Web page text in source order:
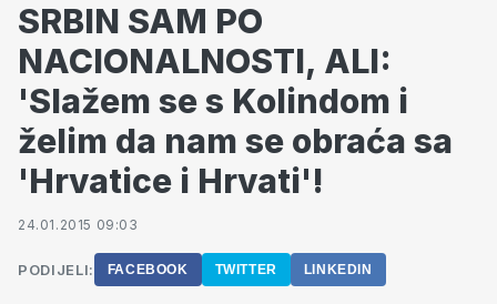
SRBIN SAM PO
NACIONALNOSTI, ALI:
'Slažem se s Kolindom i
želim da nam se obraća sa
'Hrvatice i Hrvati'!
24.01.2015 09:03
PODIJELI: FACEBOOK TWITTER LINKEDIN